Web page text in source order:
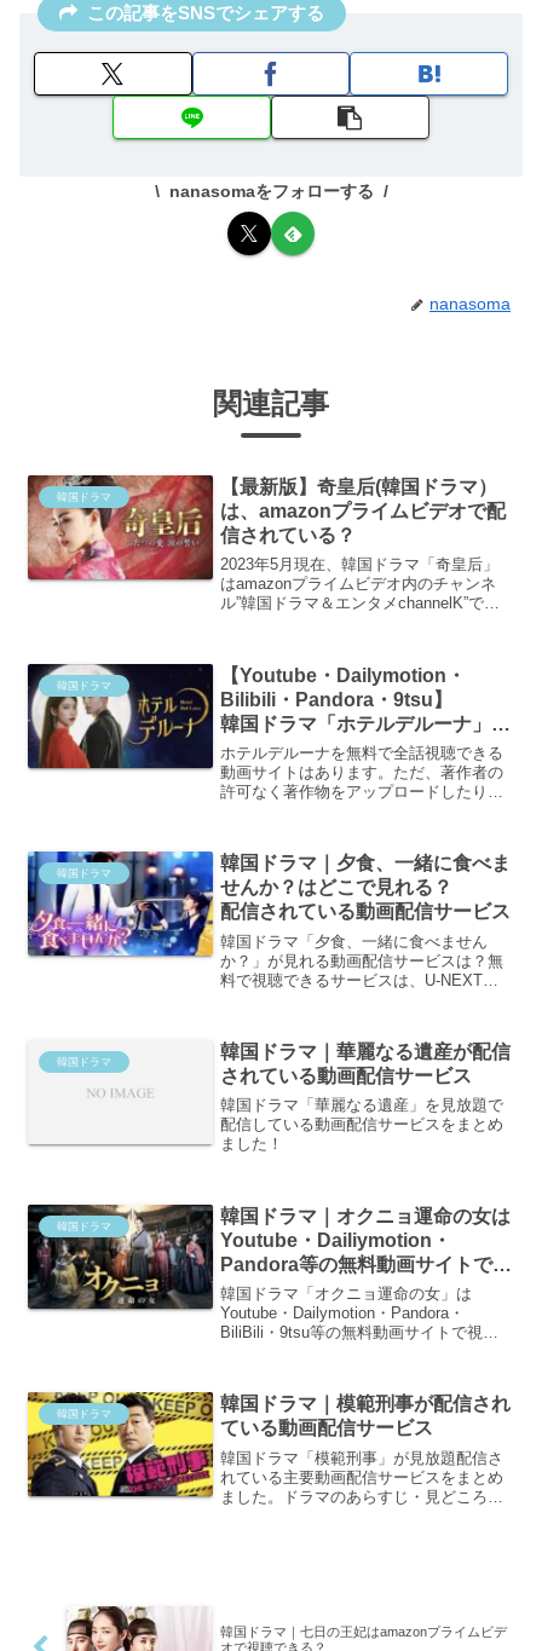
この記事をSNSでシェアする
nanasomaをフォローする
nanasoma
関連記事
韓国ドラマ
【最新版】奇皇后(韓国ドラマ）
は、amazonプライムビデオで配
信されている？
2023年5月現在、韓国ドラマ「奇皇后」
はamazonプライムビデオ内のチャンネ
ル”韓国ドラマ＆エンタメchannelK”で配
ラマ＆エンタメchannelK”とは韓国ドラマ
や韓流コンテンツを専門的に取り扱って
いるチャンネルで、amazonプライム会員
に限り月額550円で利用できます。
韓国ドラマ
【Youtube・Dailymotion・
Bilibili・Pandora・9tsu】
韓国ドラマ「ホテルデルーナ」無
料で全話視聴できる動画共有サイ
ト
ホテルデルーナを無料で全話視聴できる
動画サイトはあります。ただ、著作者の
許可なく著作物をアップロードしたり、
amazonプライムビデオでも「ホテルデル
ーナ」配信されていますので、無料トラ
イアル期間なども上手く利用して、マナ
ーを守ってドラマを視聴することをおす
すめします。
韓国ドラマ
韓国ドラマ｜夕食、一緒に食べま
せんか？はどこで見れる？
配信されている動画配信サービス
韓国ドラマ「夕食、一緒に食べません
か？」が見れる動画配信サービスは？無
料で視聴できるサービスは、U-NEXT・
韓国ドラマ
韓国ドラマ｜華麗なる遺産が配信
されている動画配信サービス
韓国ドラマ「華麗なる遺産」を見放題で
配信している動画配信サービスをまとめ
ました！
韓国ドラマ
韓国ドラマ｜オクニョ運命の女は
Youtube・Dailiymotion・
Pandora等の無料動画サイトで視
聴できる？
韓国ドラマ「オクニョ運命の女」は
Youtube・Dailymotion・Pandora・
BiliBili・9tsu等の無料動画サイトで視聴
紹介。
韓国ドラマ
韓国ドラマ｜模範刑事が配信され
ている動画配信サービス
韓国ドラマ「模範刑事」が見放題配信さ
れている主要動画配信サービスをまとめ
ました。ドラマのあらすじ・見どころ
韓国ドラマ｜七日の王妃はamazonプライムビデ
オで視聴できる？